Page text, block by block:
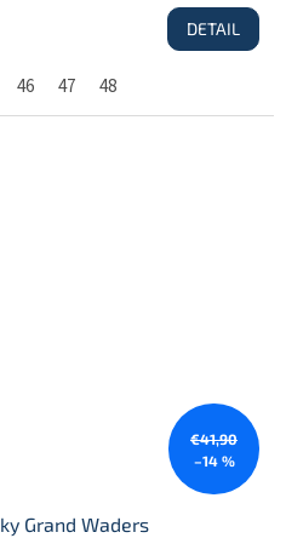
DETAIL
46 47 48
€41,90
–14 %
Grand Waders